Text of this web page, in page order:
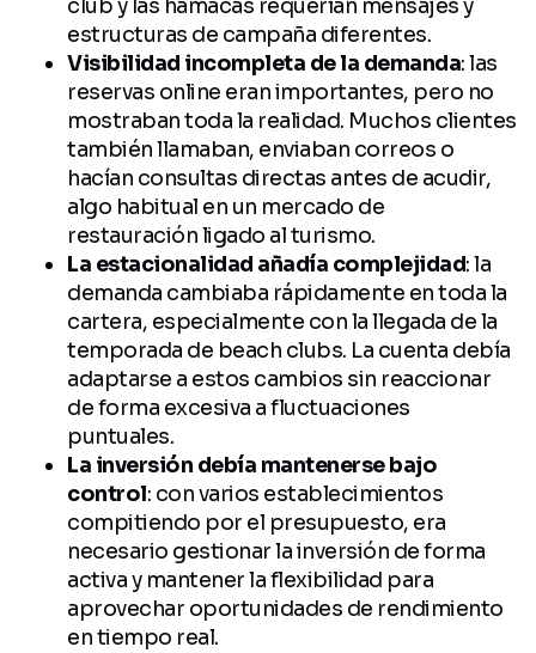
club y las hamacas requerían mensajes y
estructuras de campaña diferentes.
Visibilidad incompleta de la demanda: las
reservas online eran importantes, pero no
mostraban toda la realidad. Muchos clientes
también llamaban, enviaban correos o
hacían consultas directas antes de acudir,
algo habitual en un mercado de
restauración ligado al turismo.
La estacionalidad añadía complejidad: la
demanda cambiaba rápidamente en toda la
cartera, especialmente con la llegada de la
temporada de beach clubs. La cuenta debía
adaptarse a estos cambios sin reaccionar
de forma excesiva a fluctuaciones
puntuales.
La inversión debía mantenerse bajo
control: con varios establecimientos
compitiendo por el presupuesto, era
necesario gestionar la inversión de forma
activa y mantener la flexibilidad para
aprovechar oportunidades de rendimiento
en tiempo real.